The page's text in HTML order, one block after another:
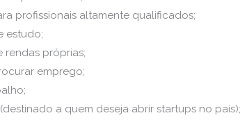
profissionais altamente qualificados;
estudo;
rendas próprias;
emprego;
a quem deseja abrir startups no país);